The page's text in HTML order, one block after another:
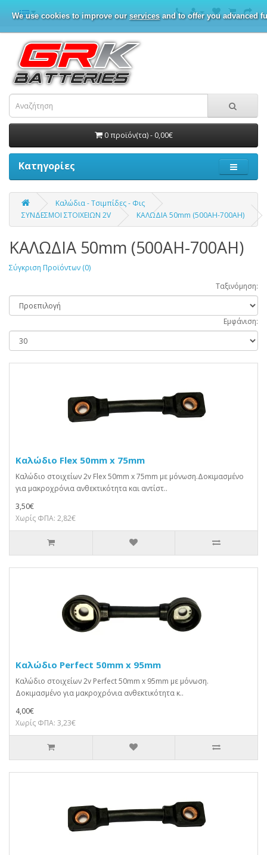
We use cookies to improve our servicesand to offer you advanced
0 προϊόν(τα) - 0,00€
Κατηγορίες
Καλώδια - Τσιμπίδες - Φις
ΣΥΝΔΕΣΜΟΙ ΣΤΟΙΧΕΙΩΝ 2V
ΚΑΛΩΔΙΑ 50mm (500AH-700AH)
ΚΑΛΩΔΙΑ 50mm (500AH-700AH)
Σύγκριση Προϊόντων (0)
Ταξινόμηση:
Εμφάνιση:
Καλώδιο Flex 50mm x 75mm
Καλώδιο στοιχείων 2v Flex 50mm x 75mm με μόνωση.Δοκιμασμένο
για μακροχρόνια ανθεκτικότητα και αντίστ..
3,50€
Χωρίς ΦΠΑ: 2,82€
Καλώδιο Perfect 50mm x 95mm
Καλώδιο στοιχείων 2v Perfect 50mm x 95mm με μόνωση.
Δοκιμασμένο για μακροχρόνια ανθεκτικότητα κ..
4,00€
Χωρίς ΦΠΑ: 3,23€